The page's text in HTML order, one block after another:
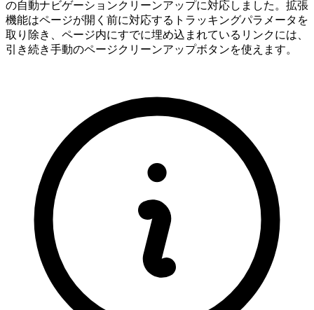
の自動ナビゲーションクリーンアップに対応しました。拡張
機能はページが開く前に対応するトラッキングパラメータを
取り除き、ページ内にすでに埋め込まれているリンクには、
引き続き手動のページクリーンアップボタンを使えます。